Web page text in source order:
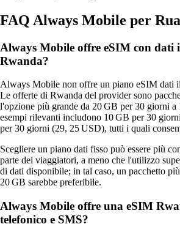
FAQ Always Mobile per
Always Mobile offre eSIM con
Rwanda?
Always Mobile non offre un piano eSIM dati
Le offerte di Rwanda del provider sono
l'opzione più grande da 20 GB per 30 giorni
esempi rilevanti includono 10 GB per 30
per 30 giorni (29, 25 USD), tutti i quali
Scegliere un piano dati fisso può essere più
parte dei viaggiatori, a meno che l'utilizzo
di dati disponibile; in tal caso, un pacchetto
20 GB sarebbe preferibile.
Always Mobile offre una eSIM
telefonico e SMS?